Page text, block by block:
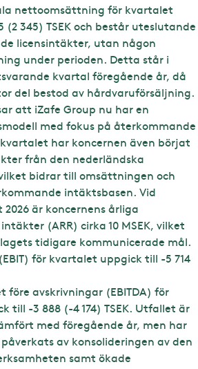
nettoomsättning för kvartalet
(2 345) TSEK och består uteslutande
licensintäkter, utan någon
under perioden. Detta står i
kvartal föregående år, då
del bestod av hårdvaruförsäljning.
att iZafe Group nu har en
med fokus på återkommande
har koncernen även börjat
från den nederländska
bidrar till omsättningen och
intäktsbasen. Vid
är koncernens årliga
(ARR) cirka 10 MSEK, vilket
tidigare kommunicerade mål.
för kvartalet uppgick till -5 714
före avskrivningar (EBITDA) för
till -3 888 (-4 174) TSEK. Utfallet är
med föregående år, men har
av konsolideringen av den
samt ökade